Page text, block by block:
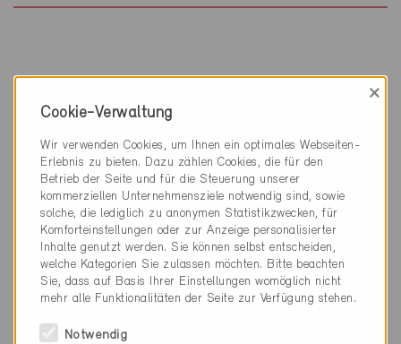
100% Erdsonden-WP, Heizung
Warmwasser
73% Erdsonden-WP, Warmwasser
27% Warmhaltebänder
Cookie-Verwaltung
×
Wir verwenden Cookies, um Ihnen ein optimales Webseiten-
Erlebnis zu bieten. Dazu zählen Cookies, die für den
Betrieb der Seite und für die Steuerung unserer
kommerziellen Unternehmensziele notwendig sind, sowie
solche, die lediglich zu anonymen Statistikzwecken, für
Komforteinstellungen oder zur Anzeige personalisierter
Inhalte genutzt werden. Sie können selbst entscheiden,
welche Kategorien Sie zulassen möchten. Bitte beachten
Sie, dass auf Basis Ihrer Einstellungen womöglich nicht
mehr alle Funktionalitäten der Seite zur Verfügung stehen.
Notwendig